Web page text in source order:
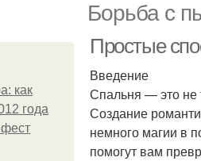
Борьба с
как
года
Простые
Введение
Спальня — это не
Создание
немного магии в
помогут вам